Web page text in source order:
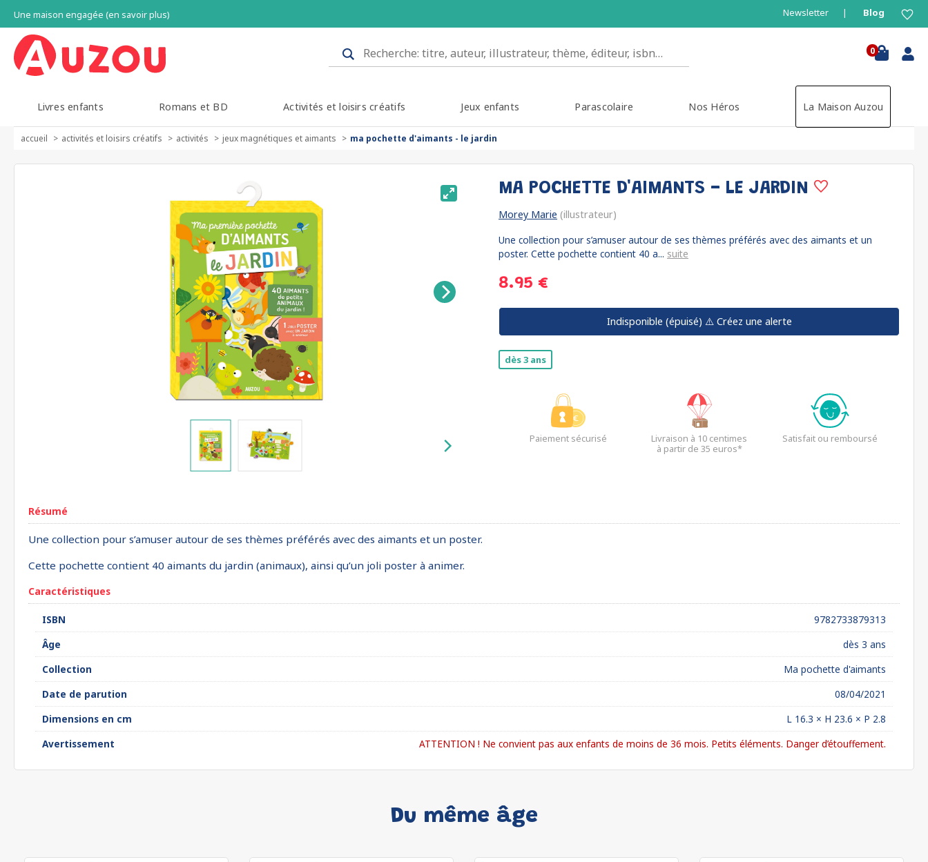
Une maison engagée (en savoir plus) Newsletter Blog
0
Livres enfants Romans et BD Activités et loisirs créatifs Jeux enfants Parascolaire Nos Héros La Maison Auzou
accueil activités et loisirs créatifs activités jeux magnétiques et aimants ma pochette d'aimants - le jardin
MA POCHETTE D'AIMANTS - LE JARDIN
Morey Marie (illustrateur)
Une collection pour s’amuser autour de ses thèmes préférés avec des aimants et un
poster. Cette pochette contient 40 a... suite
8.95 €
Indisponible (épuisé) ⚠️ Créez une alerte
dès 3 ans
Paiement sécurisé
Livraison à 10 centimes
à partir de 35 euros*
Satisfait ou remboursé
Résumé
Une collection pour s’amuser autour de ses thèmes préférés avec des aimants et un poster.
Cette pochette contient 40 aimants du jardin (animaux), ainsi qu’un joli poster à animer.
Caractéristiques
ISBN
9782733879313
Âge
dès 3 ans
Collection
Ma pochette d'aimants
Date de parution
08/04/2021
Dimensions en cm
L 16.3 × H 23.6 × P 2.8
Avertissement
ATTENTION ! Ne convient pas aux enfants de moins de 36 mois. Petits éléments. Danger d’étouffement.
Du même âge